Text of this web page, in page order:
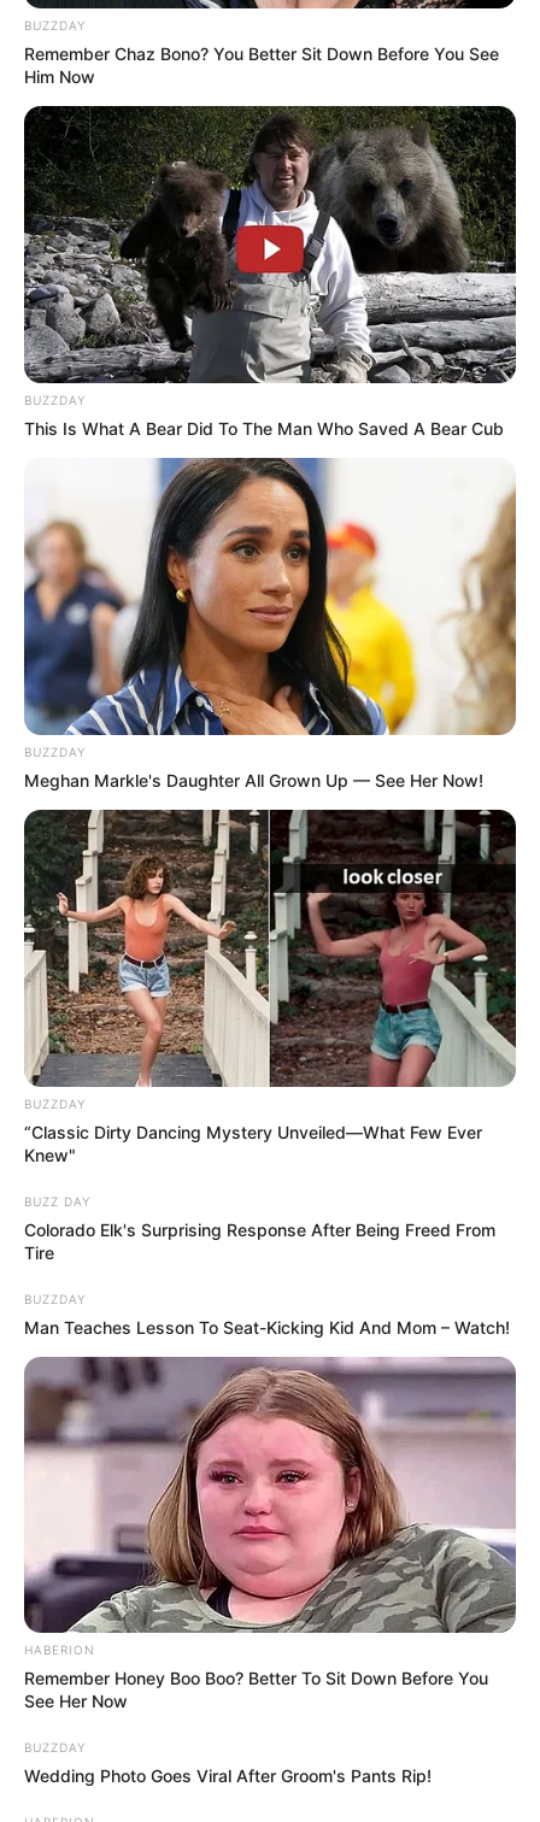
BUZZDAY
Remember Chaz Bono? You Better Sit Down Before You See
Him Now
BUZZDAY
This Is What A Bear Did To The Man Who Saved A Bear Cub
BUZZDAY
Meghan Markle's Daughter All Grown Up — See Her Now!
BUZZDAY
“Classic Dirty Dancing Mystery Unveiled—What Few Ever
Knew"
BUZZ DAY
Colorado Elk's Surprising Response After Being Freed From
Tire
BUZZDAY
Man Teaches Lesson To Seat-Kicking Kid And Mom – Watch!
HABERION
Remember Honey Boo Boo? Better To Sit Down Before You
See Her Now
BUZZDAY
Wedding Photo Goes Viral After Groom's Pants Rip!